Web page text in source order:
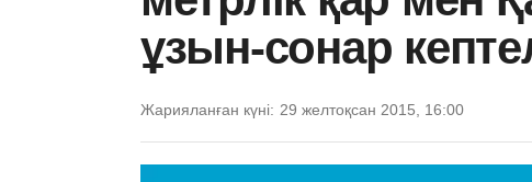
ұзын-сонар
Жарияланған күні: 29 желтоқсан 2015, 16:00